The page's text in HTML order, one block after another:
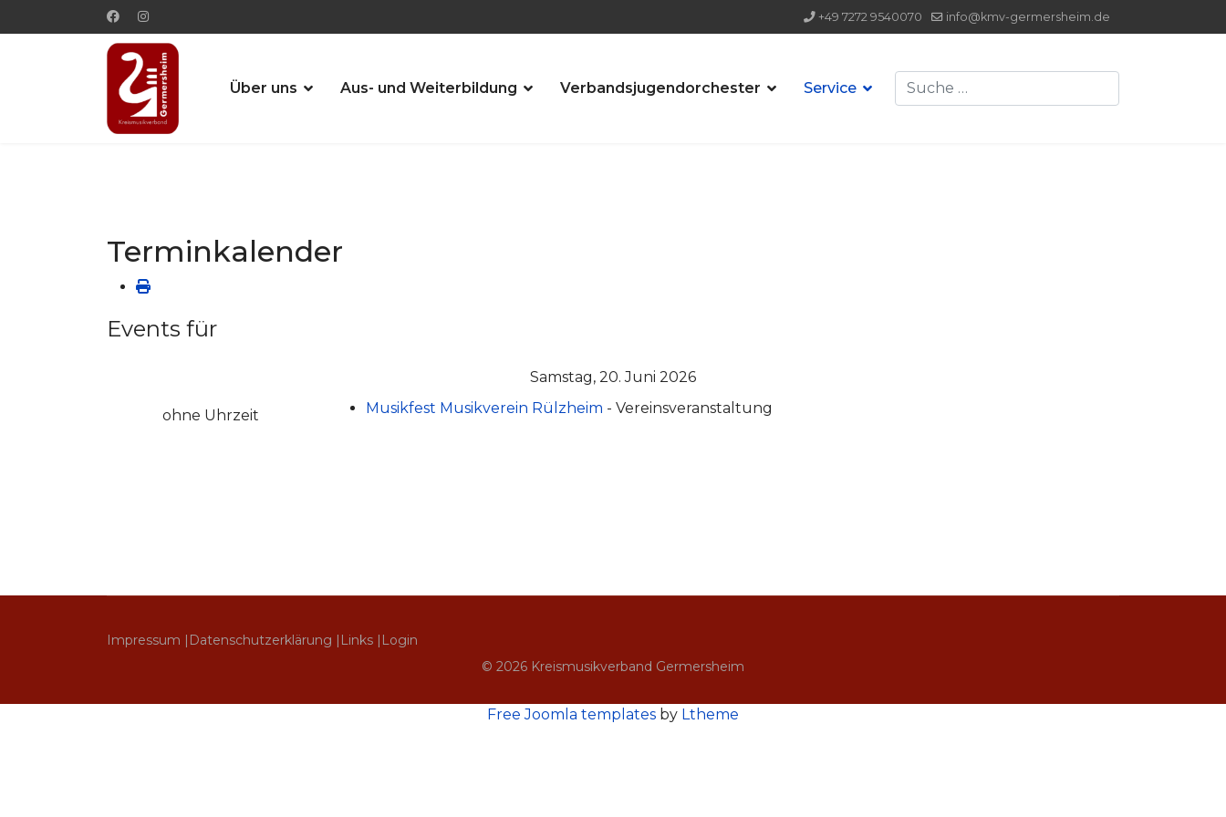
+49 7272 9540070 info@kmv-germersheim.de
Über uns Aus- und Weiterbildung Verbandsjugendorchester Service Suchen
Terminkalender
Events für
Samstag, 20. Juni 2026
ohne Uhrzeit Musikfest Musikverein Rülzheim - Vereinsveranstaltung
Impressum | Datenschutzerklärung | Links | Login
© 2026 Kreismusikverband Germersheim
Free Joomla templates by Ltheme